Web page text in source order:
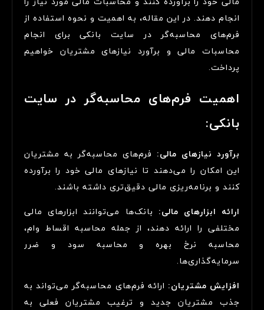
انجام دهند. در این مقاله، به اهمیت و نحوه استفاده از
فرم‌های محاسبه‌گر در سایت بانکی برای انجام
محاسبات مالی و برآورد نیازهای مشتریان خواهیم
پرداخت.
اهمیت فرم‌های محاسبه‌گر در سایت
بانکی:
برآورد نیازهای مالی: فرم‌های محاسبه‌گر به مشتریان
این امکان را می‌دهند تا نیازهای مالی خود را برآورده
کنند و برنامه‌ریزی مالی دقیق‌تری داشته باشند.
ارائه ابزارهای مالی: بانک‌ها می‌توانند ابزارهای مالی
مختلفی را ارائه دهند، از جمله محاسبه اقساط وام،
محاسبه نرخ بهره و محاسبه سود و ضرر
سرمایه‌گذاری‌ها.
افزایش مشتریان: ارائه فرم‌های محاسبه‌گر می‌تواند به
جذب مشتریان جدید و ترغیب مشتریان فعلی به